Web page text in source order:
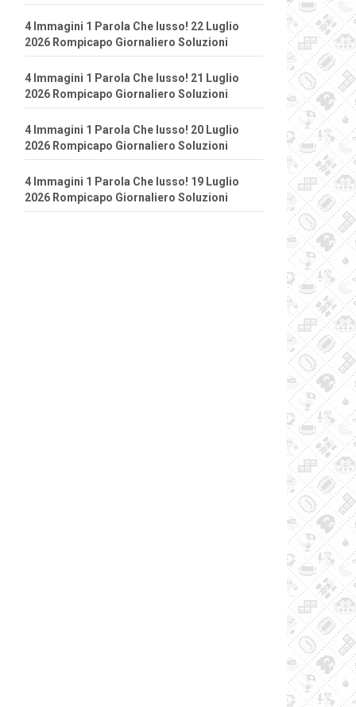
4 Immagini 1 Parola Che lusso! 22 Luglio
2026 Rompicapo Giornaliero Soluzioni
4 Immagini 1 Parola Che lusso! 21 Luglio
2026 Rompicapo Giornaliero Soluzioni
4 Immagini 1 Parola Che lusso! 20 Luglio
2026 Rompicapo Giornaliero Soluzioni
4 Immagini 1 Parola Che lusso! 19 Luglio
2026 Rompicapo Giornaliero Soluzioni